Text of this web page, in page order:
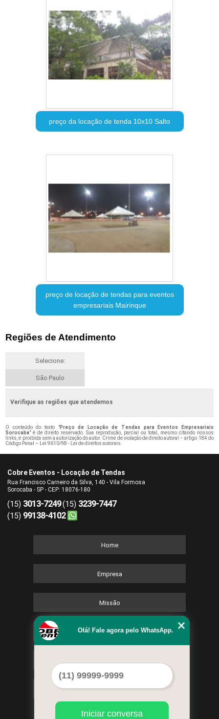
preço da locação de tenda 10x10 Salto
preço de locação de tendas para eventos
empresariais Mairinque
Regiões de Atendimento
Selecione:
São Paulo
Verifique as regiões que atendemos
O conteúdo do texto "Preço de Locação de Tendas para Eventos Empresariais
Sorocaba" é de direito reservado. Sua reprodução, parcial ou total, mesmo citando nossos
links, é proibida sem a autorização do autor. Crime de violação de direito autoral – artigo 184 do
Código Penal – Lei 9610/98 - Lei de direitos autorais.
Cobre Eventos - Locação de Tendas
Rua Francisco Carneiro da Silva, 140 - Vila Formosa
Sorocaba - SP - CEP: 18076-180
(15) 3013-7249(15) 3239-7447
(15) 99138-4102
Home
Empresa
Missão
Serviços
Mapa do site
Olá! Fale agora pelo WhatsApp.
Iniciar conversa